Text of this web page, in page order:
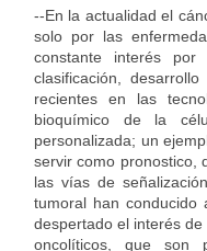
--En la actualidad el
solo por las
constante interés
clasificación,
recientes en las
bioquímico de la
personalizada; un
servir como pronostico,
las vías de
tumoral han conducido
despertado el interés
oncolíticos, que son